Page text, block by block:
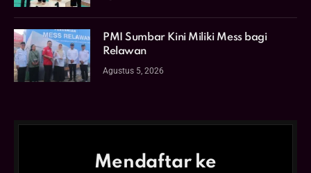
PMI Sumbar Kini Miliki Mess bagi
Relawan
Agustus 5, 2026
Mendaftar ke